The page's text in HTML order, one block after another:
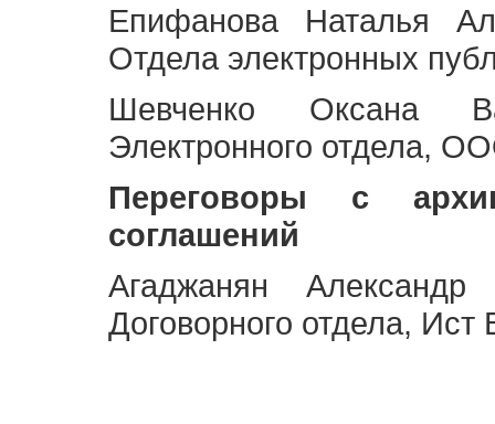
Епифанова Наталья
Отдела электронных
Шевченко Оксана
Электронного отдела,
Переговоры с
соглашений
Агаджанян Александр
Договорного отдела,